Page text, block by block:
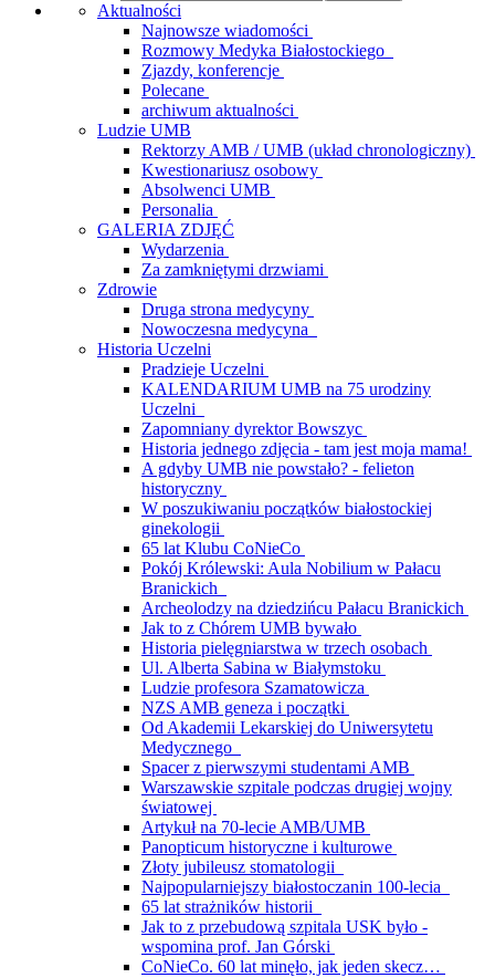
Aktualności
Najnowsze wiadomości
Rozmowy Medyka Białostockiego
Zjazdy, konferencje
Polecane
archiwum aktualności
Ludzie UMB
Rektorzy AMB / UMB (układ chronologiczny)
Kwestionariusz osobowy
Absolwenci UMB
Personalia
GALERIA ZDJĘĆ
Wydarzenia
Za zamkniętymi drzwiami
Zdrowie
Druga strona medycyny
Nowoczesna medycyna
Historia Uczelni
Pradzieje Uczelni
KALENDARIUM UMB na 75 urodziny
Uczelni
Zapomniany dyrektor Bowszyc
Historia jednego zdjęcia - tam jest moja mama!
A gdyby UMB nie powstało? - felieton
historyczny
W poszukiwaniu początków białostockiej
ginekologii
65 lat Klubu CoNieCo
Pokój Królewski: Aula Nobilium w Pałacu
Branickich
Archeolodzy na dziedzińcu Pałacu Branickich
Jak to z Chórem UMB bywało
Historia pielęgniarstwa w trzech osobach
Ul. Alberta Sabina w Białymstoku
Ludzie profesora Szamatowicza
NZS AMB geneza i początki
Od Akademii Lekarskiej do Uniwersytetu
Medycznego
Spacer z pierwszymi studentami AMB
Warszawskie szpitale podczas drugiej wojny
światowej
Artykuł na 70-lecie AMB/UMB
Panopticum historyczne i kulturowe
Złoty jubileusz stomatologii
Najpopularniejszy białostoczanin 100-lecia
65 lat strażników historii
Jak to z przebudową szpitala USK było -
wspomina prof. Jan Górski
CoNieCo. 60 lat minęło, jak jeden skecz…